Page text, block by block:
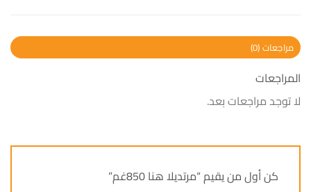
مراجعات (0)
المراجعات
لا توجد مراجعات بعد.
كن أول من يقيم “مرتديلا هنا 850غم”